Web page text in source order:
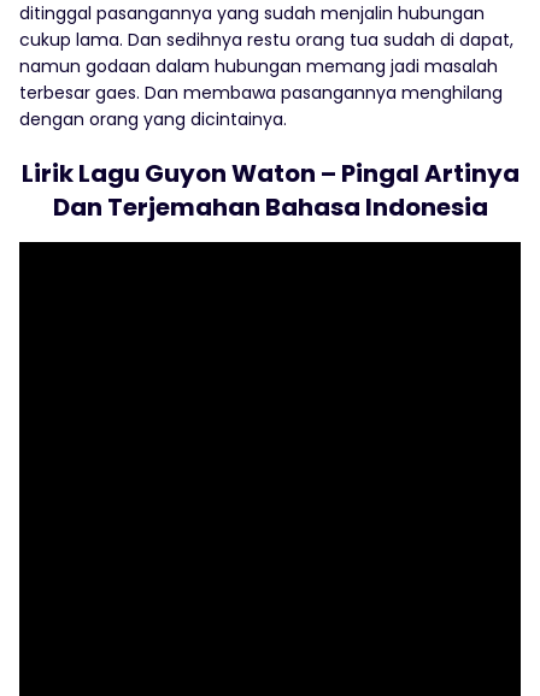
ditinggal pasangannya yang sudah menjalin hubungan
cukup lama. Dan sedihnya restu orang tua sudah di dapat,
namun godaan dalam hubungan memang jadi masalah
terbesar gaes. Dan membawa pasangannya menghilang
dengan orang yang dicintainya.
Lirik Lagu Guyon Waton – Pingal Artinya
Dan Terjemahan Bahasa Indonesia